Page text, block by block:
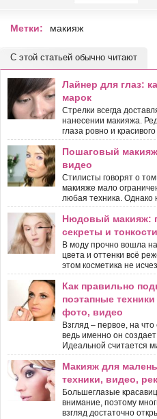
Метки: макияж
С этой статьей обычно читают
Лайнер для глаз:
марок
Стрелки всегда
нанесении макияжа.
глаза ровно и красивого
Пошаговый
видео
Стилисты говорят о
макияже мало
любая техника. Однако
Нюдовый макияж:
секреты и тонкости
В моду прочно вошла
цвета и оттенки всё
этом косметика не
Как правильно
поэтапные
фото, видео
Взгляд – первое, на
ведь именно он
Идеальной считается
Макияж для
техники, видео,
Большеглазые
внимание, поэтому
взгляд достаточно